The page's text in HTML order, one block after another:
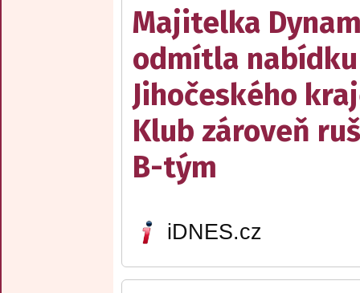
Majitelka
odmítla nabídku
Jihočeského
Klub zároveň
B-tým
iDNES.cz